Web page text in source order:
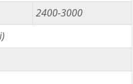
2400-3000